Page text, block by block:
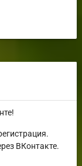
ВКонтакте.